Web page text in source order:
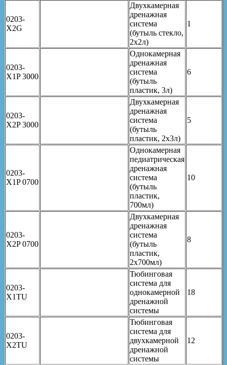
0203-
X2G
Двухкамерная
дренажная
система
(бутыль стекло,
2х2л)
1
0203-
X1P 3000
Однокамерная
дренажная
система
(бутыль
пластик, 3л)
6
0203-
X2P 3000
Двухкамерная
дренажная
система
(бутыль
пластик, 2х3л)
5
0203-
X1P 0700
Однокамерная
педиатрическая
дренажная
система
(бутыль
пластик,
700мл)
10
0203-
X2P 0700
Двухкамерная
дренажная
система
(бутыль
пластик,
2х700мл)
8
0203-
X1TU
Тюбинговая
система для
однокамерной
дренажной
системы
18
0203-
X2TU
Тюбинговая
система для
двухкамерной
дренажной
системы
12